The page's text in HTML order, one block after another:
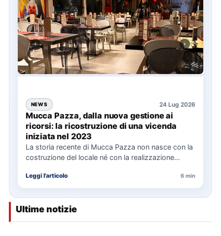
NEWS 24 Lug 2026
Mucca Pazza, dalla nuova gestione ai
ricorsi: la ricostruzione di una vicenda
iniziata nel 2023
La storia recente di Mucca Pazza non nasce con la
costruzione del locale né con la realizzazione
Leggi l'articolo 6 min
Ultime notizie